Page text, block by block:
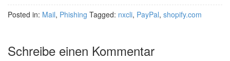
Posted in: Mail, Phishing Tagged: nxcli, PayPal, shopify.com
Schreibe einen Kommentar